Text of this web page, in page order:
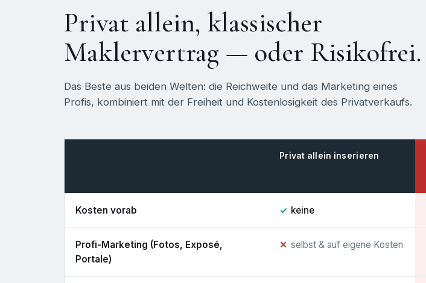
Privat allein, klassischer
Maklervertrag — oder Risikofrei.
Das Beste aus beiden Welten: die Reichweite und das Marketing eines
Profis, kombiniert mit der Freiheit und Kostenlosigkeit des Privatverkaufs.
Privat allein inserieren
Kosten vorab ✓ keine
Profi-Marketing (Fotos, Exposé,
Portale)
✕ selbst & auf eigene Kosten